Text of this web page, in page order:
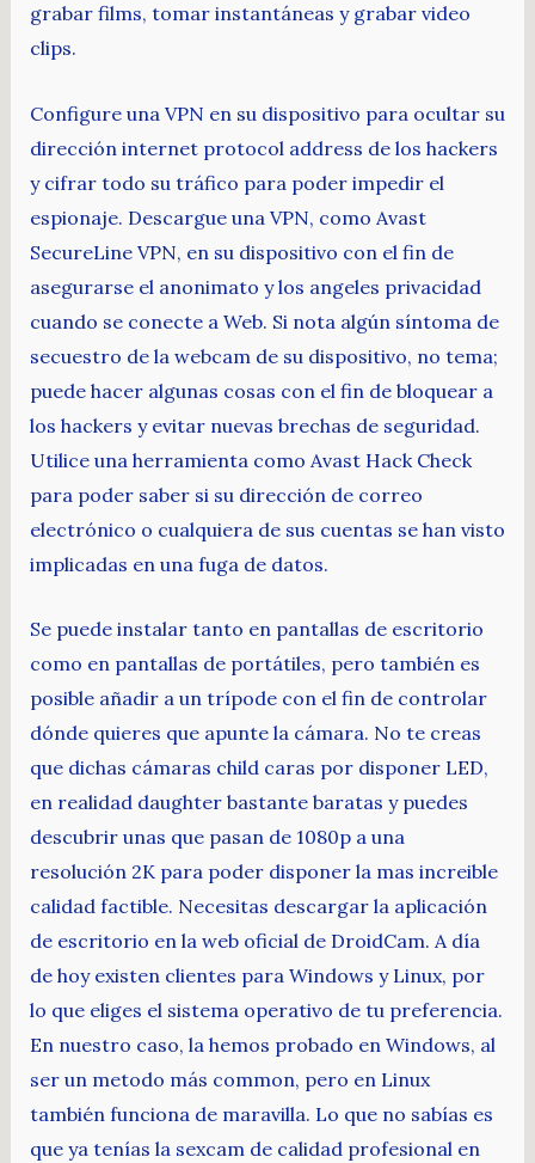
grabar films, tomar instantáneas y grabar video
clips.
Configure una VPN en su dispositivo para ocultar su
dirección internet protocol address de los hackers
y cifrar todo su tráfico para poder impedir el
espionaje. Descargue una VPN, como Avast
SecureLine VPN, en su dispositivo con el fin de
asegurarse el anonimato y los angeles privacidad
cuando se conecte a Web. Si nota algún síntoma de
secuestro de la webcam de su dispositivo, no tema;
puede hacer algunas cosas con el fin de bloquear a
los hackers y evitar nuevas brechas de seguridad.
Utilice una herramienta como Avast Hack Check
para poder saber si su dirección de correo
electrónico o cualquiera de sus cuentas se han visto
implicadas en una fuga de datos.
Se puede instalar tanto en pantallas de escritorio
como en pantallas de portátiles, pero también es
posible añadir a un trípode con el fin de controlar
dónde quieres que apunte la cámara. No te creas
que dichas cámaras child caras por disponer LED,
en realidad daughter bastante baratas y puedes
descubrir unas que pasan de 1080p a una
resolución 2K para poder disponer la mas increible
calidad factible. Necesitas descargar la aplicación
de escritorio en la web oficial de DroidCam. A día
de hoy existen clientes para Windows y Linux, por
lo que eliges el sistema operativo de tu preferencia.
En nuestro caso, la hemos probado en Windows, al
ser un metodo más common, pero en Linux
también funciona de maravilla. Lo que no sabías es
que ya tenías la sexcam de calidad profesional en